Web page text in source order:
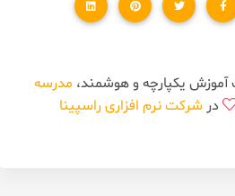
مدرسه
در شرکت نرم افزاری راسپینا